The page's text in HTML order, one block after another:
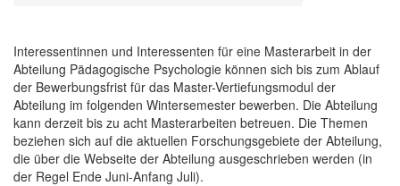
Interessentinnen und Interessenten für eine Masterarbeit in der
Abteilung Pädagogische Psychologie können sich bis zum Ablauf
der Bewerbungsfrist für das Master-Vertiefungsmodul der
Abteilung im folgenden Wintersemester bewerben. Die Abteilung
kann derzeit bis zu acht Masterarbeiten betreuen. Die Themen
beziehen sich auf die aktuellen Forschungsgebiete der Abteilung,
die über die Webseite der Abteilung ausgeschrieben werden (in
der Regel Ende Juni-Anfang Juli).